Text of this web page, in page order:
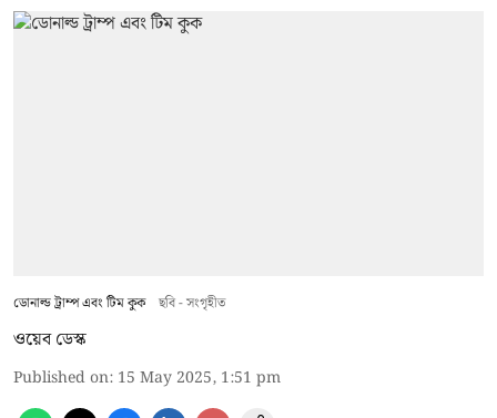
ডোনাল্ড ট্রাম্প এবং টিম কুক ছবি - সংগৃহীত
ওয়েব ডেস্ক
Published on: 15 May 2025, 1:51 pm